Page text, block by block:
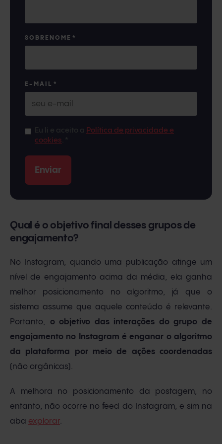
SOBRENOME *
E-MAIL *
Política de privacidade e
cookies
Qual é o objetivo final desses grupos de
engajamento?
No Instagram, quando uma publicação atinge um
nível de engajamento acima da média, ela ganha
melhor posicionamento no algoritmo, já que o
sistema assume que aquele conteúdo é relevante.
Portanto, o objetivo das interações do grupo de
engajamento no Instagram é enganar o algoritmo
da plataforma por meio de ações coordenadas
(não orgânicas).
A melhora no posicionamento da postagem, no
entanto, não ocorre no feed do Instagram, e sim na
aba explorar.